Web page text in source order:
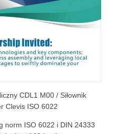
CDL1 M00 / Siłownik
Clevis ISO 6022
norm ISO 6022 i DIN 24333